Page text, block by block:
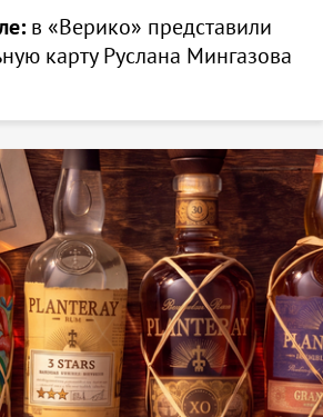
в «Верико» представили
карту Руслана Мингазова